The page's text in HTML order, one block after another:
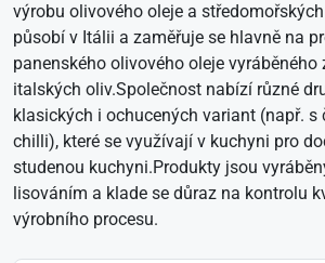
výrobu olivového oleje a
působí v Itálii a zaměřuje se hlavně na
panenského olivového oleje vyráběného
italských oliv.Společnost nabízí různé
klasických i ochucených variant (např. s
chilli), které se využívají v kuchyni pro
studenou kuchyni.Produkty jsou
lisováním a klade se důraz na kontrolu
výrobního procesu.